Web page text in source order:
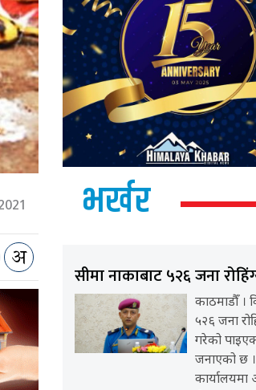
भर्खर
सीमा नाकाबाट ५२६ जना
काठमाडौँ ।
५२६ जना
गरेको
जनाएको छ ।
कार्यालयमा